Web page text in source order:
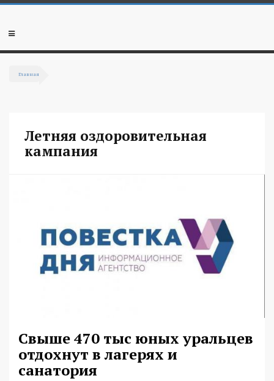
Перейти к основному содержанию
Мобильное
Главная
Летняя оздоровительная
кампания
Свыше 470 тыс юных уральцев
отдохнут в лагерях и
санатория